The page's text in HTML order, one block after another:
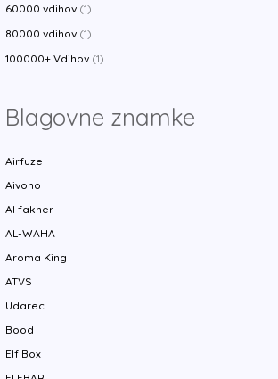
60000 vdihov (1)
80000 vdihov (1)
100000+ Vdihov (1)
Blagovne znamke
Airfuze
Aivono
Al fakher
AL-WAHA
Aroma King
ATVS
Udarec
Bood
Elf Box